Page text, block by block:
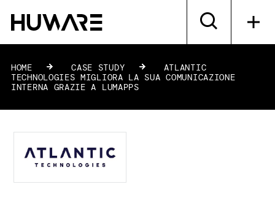
HOME » CASE STUDY »
ATLANTIC
TECHNOLOGIES MIGLIORA LA SUA COMUNICAZIONE
INTERNA GRAZIE A LUMAPPS